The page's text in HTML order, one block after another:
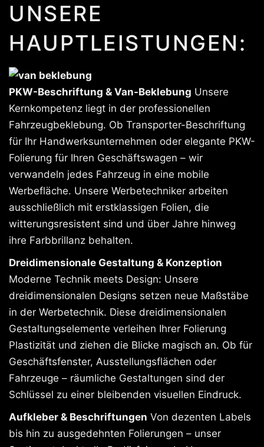
UNSERE
HAUPTLEISTUNGEN:
PKW-Beschriftung & Van-Beklebung Unsere
Kernkompetenz liegt in der professionellen
Fahrzeugbeklebung. Ob Transporter-Beschriftung
für Ihr Handwerksunternehmen oder elegante PKW-
Folierung für Ihren Geschäftswagen – wir
verwandeln jedes Fahrzeug in eine mobile
Werbefläche. Unsere Werbetechniker arbeiten
ausschließlich mit erstklassigen Folien, die
witterungsresistent sind und über Jahre hinweg
ihre Farbbrillanz behalten.
Dreidimensionale Gestaltung & Konzeption
Moderne Technik meets Design: Unsere
dreidimensionalen Designs setzen neue Maßstäbe
in der Werbetechnik. Diese dreidimensionalen
Gestaltungselemente verleihen Ihrer Folierung
Plastizität und ziehen die Blicke magisch an. Ob für
Geschäftsfenster, Ausstellungsflächen oder
Fahrzeuge – räumliche Gestaltungen sind der
Schlüssel zu einer bleibenden visuellen Eindruck.
Aufkleber & Beschriftungen Von dezenten Labels
bis hin zu ausgedehnten Folierungen – unser